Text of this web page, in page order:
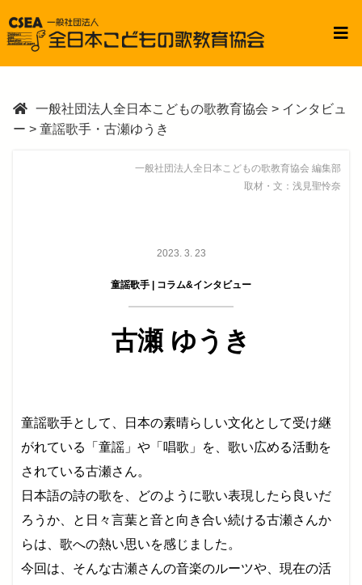
一般社団法人全日本こどもの歌教育協会 > インタビュ
ー > 童謡歌手・古瀬ゆうき
一般社団法人全日本こどもの歌教育協会 編集部
取材・文：浅見聖怜奈
2023. 3. 23
童謡歌手 | コラム&インタビュー
古瀬 ゆうき
童謡歌手として、日本の素晴らしい文化として受け継
がれている「童謡」や「唱歌」を、歌い広める活動を
されている古瀬さん。
日本語の詩の歌を、どのように歌い表現したら良いだ
ろうか、と日々言葉と音と向き合い続ける古瀬さんか
らは、歌への熱い思いを感じました。
今回は、そんな古瀬さんの音楽のルーツや、現在の活